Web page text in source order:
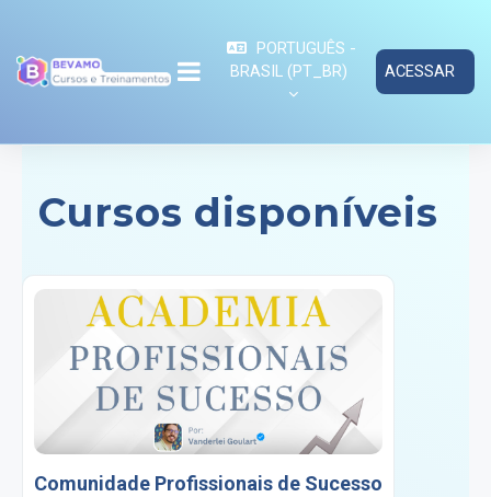
PAINEL LATERAL
PORTUGUÊS -
BRASIL ‎(PT_BR)‎
ACESSAR
Cursos disponíveis
Comunidade Profissionais de Sucesso